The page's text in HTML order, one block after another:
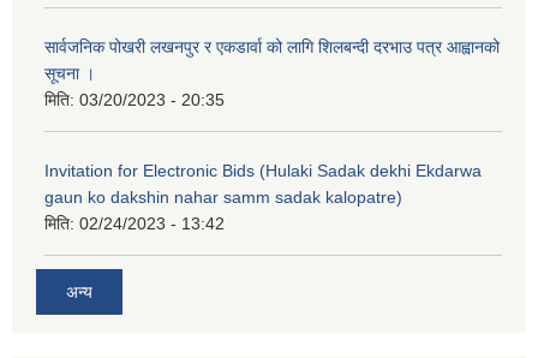
सार्वजनिक पोखरी लखनपुर र एकडार्वा को लागि शिलबन्दी दरभाउ पत्र आह्वानको
सूचना ।
मिति: 03/20/2023 - 20:35
Invitation for Electronic Bids (Hulaki Sadak dekhi Ekdarwa
gaun ko dakshin nahar samm sadak kalopatre)
मिति: 02/24/2023 - 13:42
अन्य